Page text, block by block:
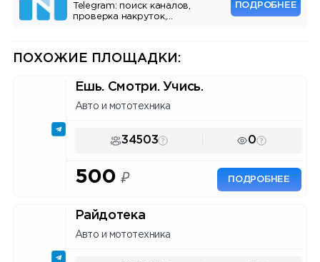
Telegram: поиск каналов,
проверка накруток,
ПОДРОБНЕЕ
ПОХОЖИЕ ПЛОЩАДКИ:
Ешь. Смотри. Учись.
Авто и мототехника
34503 0
500 ₽ ПОДРОБНЕЕ
Райдотека
Авто и мототехника